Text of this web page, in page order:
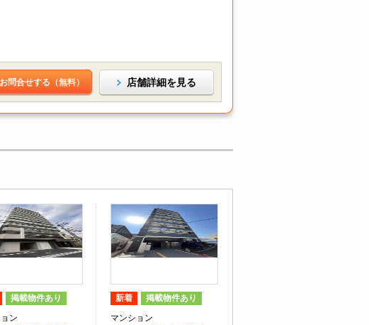
お問合せする（無料） 店舗詳細を見る
掲載物件あり
ン
新着 掲載物件あり
マンション